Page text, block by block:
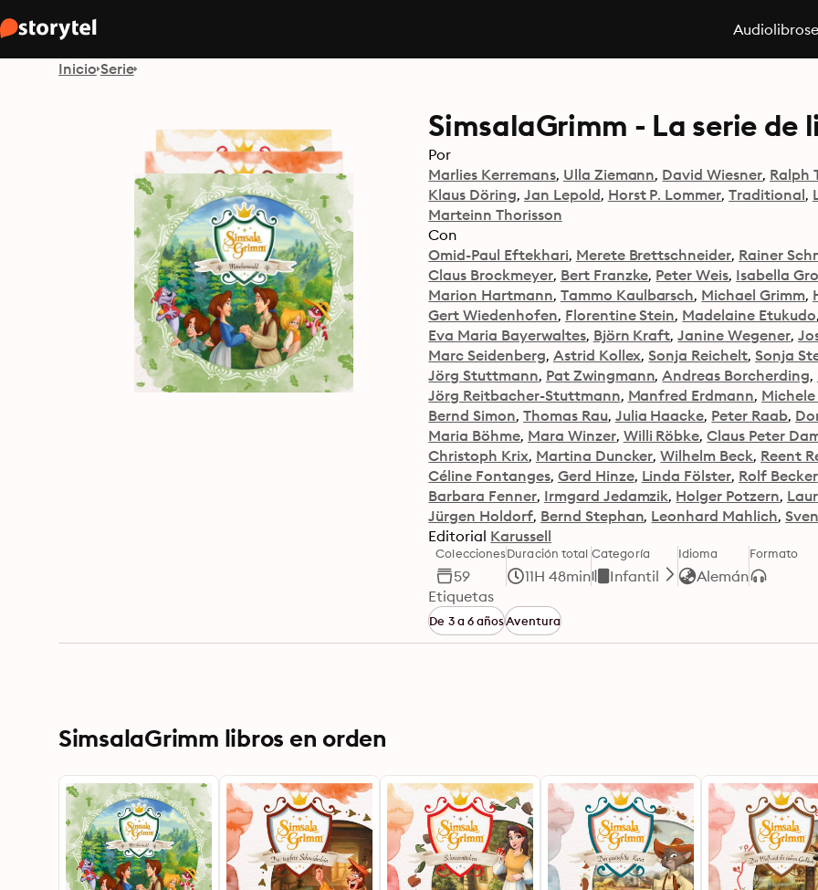
Audiolibros
Inicio Serie
SimsalaGrimm - La serie de
Por
Marlies Kerremans Ulla Ziemann David Wiesner Ralph
Klaus Döring Jan Lepold Horst P. Lommer Traditional
Marteinn Thorisson
Con
Omid-Paul Eftekhari Merete Brettschneider Rainer
Claus Brockmeyer Bert Franzke Peter Weis Isabella
Marion Hartmann Tammo Kaulbarsch Michael Grimm
Gert Wiedenhofen Florentine Stein Madelaine Etukudo
Eva Maria Bayerwaltes Björn Kraft Janine Wegener
Marc Seidenberg Astrid Kollex Sonja Reichelt Sonja
Jörg Stuttmann Pat Zwingmann Andreas Borcherding
Jörg Reitbacher-Stuttmann Manfred Erdmann
Bernd Simon Thomas Rau Julia Haacke Peter Raab
Maria Böhme Mara Winzer Willi Röbke Claus Peter
Christoph Krix Martina Duncker Wilhelm Beck Reent
Céline Fontanges Gerd Hinze Linda Fölster Rolf Becker
Barbara Fenner Irmgard Jedamzik Holger Potzern
Jürgen Holdorf Bernd Stephan Leonhard Mahlich
Editorial Karussell
Colecciones
59
Duración total
11H 48min
Categoría
Infantil
Idioma
Alemán
Formato
Etiquetas
De 3 a 6 añosAventura
SimsalaGrimm libros en orden